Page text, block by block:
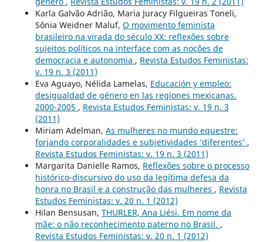
Karla Galvão Adrião, Maria Juracy Filgueiras Toneli,
Sônia Weidner Maluf, O movimento feminista
brasileiro na virada do século XX: reflexões sobre
sujeitos políticos na interface com as noções de
democracia e autonomia , Revista Estudos Feministas:
v. 19 n. 3 (2011)
Eva Aguayo, Nélida Lamelas, Educación y empleo:
desigualdad de género en las regiones mexicanas.
2000-2005 , Revista Estudos Feministas: v. 19 n. 3
(2011)
Miriam Adelman, As mulheres no mundo equestre:
forjando corporalidades e subjetividades ‘diferentes’ ,
Revista Estudos Feministas: v. 19 n. 3 (2011)
Margarita Danielle Ramos, Reflexões sobre o processo
histórico-discursivo do uso da legítima defesa da
honra no Brasil e a construção das mulheres , Revista
Estudos Feministas: v. 20 n. 1 (2012)
Hilan Bensusan, THURLER, Ana Liési. Em nome da
mãe: o não reconhecimento paterno no Brasil. ,
Revista Estudos Feministas: v. 20 n. 1 (2012)